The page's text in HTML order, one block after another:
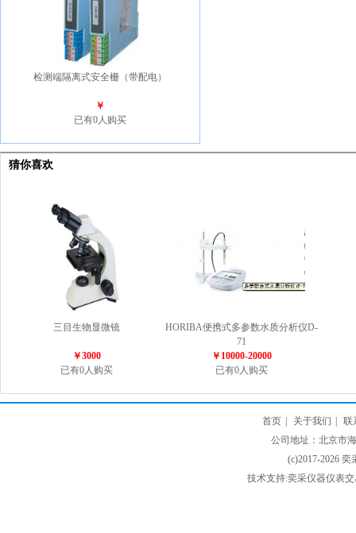
检测端隔离式安全栅（带配电）
￥
已有0人购买
猜你喜欢
三目生物显微镜
￥3000
已有0人购买
HORIBA便携式多参数水质分析仪D-
71
￥10000-20000
已有0人购买
首页 关于我们
联
公司地址：北京市
(c)2017-2026
技术支持:奕采仪器仪表